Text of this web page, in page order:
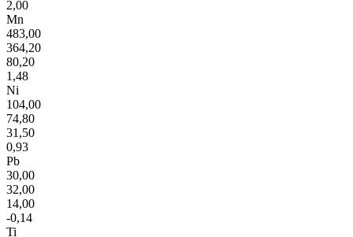
2,00
Mn
483,00
364,20
80,20
1,48
Ni
104,00
74,80
31,50
0,93
Pb
30,00
32,00
14,00
-0,14
Ti